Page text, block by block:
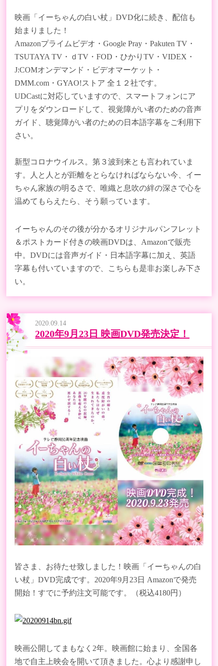
映画「イーちゃんの白い杖」DVD化に続き、配信も
始まりました！
Amazonプライムビデオ・Google Pray・Pakuten TV・
TSUTAYA TV・ｄTV・FOD・ひかりTV・VIDEX・
J:COMオンデマンド・ビデオマーケット・
DMM.com・GYAO!ストア 全１２社です。
UDCastに対応していますので、スマートフォンにア
プリをダウンロードして、視覚障がい者のための音声
ガイド、聴覚障がい者のための日本語字幕をご利用下
さい。
新型コロナウイルス。第３波到来とも言われていま
す。人と人とが距離をとらなければならない今、イー
ちゃん家族の明るさで、唯織と息吹の絆の深さで心を
温めてもらえたら、そう願っています。
イーちゃんのその後が分かるオリジナルパンフレット
＆ポストカード付きの映画DVDは、Amazonで販売
中。DVDには音声ガイド・日本語字幕に加え、英語
字幕も付いていますので、こちらも是非お楽しみ下さ
い。
2020.09.14
2020年9月23日 映画DVD発売決定！
皆さま、お待たせ致しました！映画「イーちゃんの白
い杖」DVD完成です。 2020年9月 23日 Amazonで発売
開始！すでに予約注文可能です。（税込4180円）
映画公開してまもなく 2年。映画館に始まり、全国各
地で自主上映会を開いて頂きました。心より感謝申し